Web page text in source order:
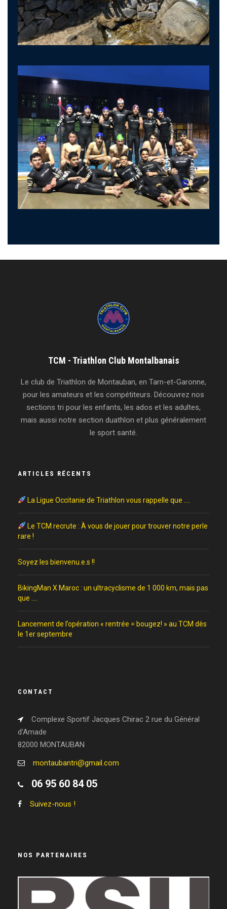
TCM - Triathlon Club Montalbanais
Le club de Triathlon de Montauban, en Tarn-et-Garonne,
pour les amateurs et les compétiteurs. Découvrez nos
sections tri pour les enfants, les ados et les adultes,
mais aussi notre section duathlon et plus généralement
le sport santé.
ARTICLES RÉCENTS
La Ligue Occitanie de Triathlon vous rappelle que ….
Le TCM recrute : À vous de jouer pour trouver notre perle
rare !
Soyez les bienvenu.e.s !!
BikingMan X Maroc : un ultracyclisme de 1 000 km, mais pas
que ….
Lancement de l’opération « rentrée = bougez! » au TCM dès
le 1er septembre
CONTACT
Complexe Sportif Jacques Chirac 2 rue du Général
d'Amade
82000 MONTAUBAN
montaubantri@gmail.com
06 95 60 84 05
Suivez-nous !
NOS PARTENAIRES
LEGEND WHEELS